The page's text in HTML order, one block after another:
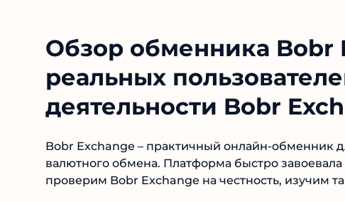
Обзор обменника Bobr
реальных
деятельности Bobr
Bobr Exchange – практичный онлайн-обменник
валютного обмена. Платформа быстро
проверим Bobr Exchange на честность, изучим